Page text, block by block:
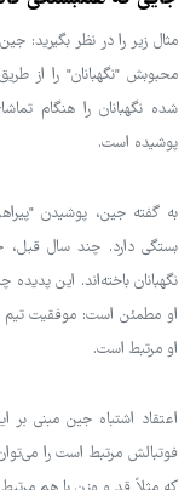
مثال زیر را در نظر بگیرید:
محبوبش "نگهبانان" را از
شده نگهبانان را هنگام
پوشیده است.
به گفته جین، پوشیدن
بستگی دارد. چند سال قبل،
نگهبانان باخته‌اند. این
او مطمئن است: موفقیت تیم
او مرتبط است.
اعتقاد اشتباه جین مبنی بر
فوتبالش مرتبط است را